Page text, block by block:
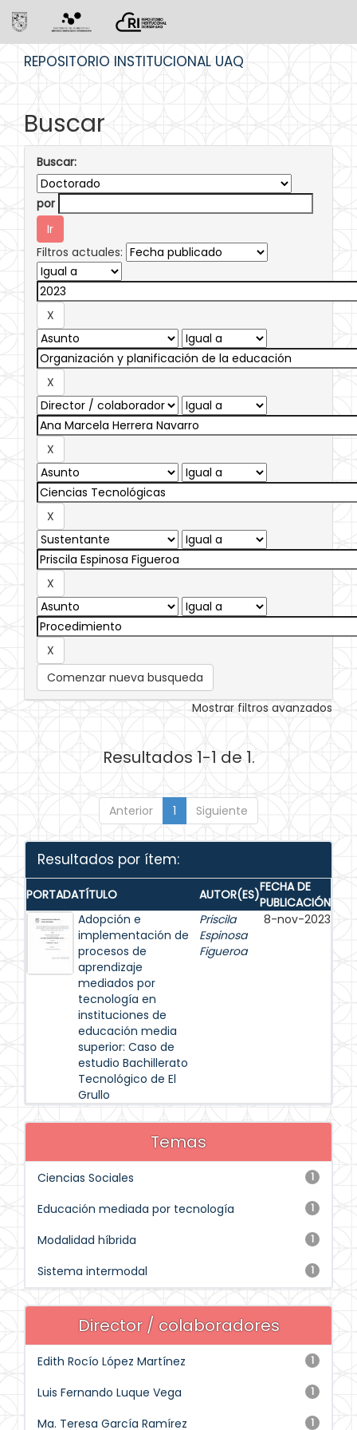
REPOSITORIO INSTITUCIONAL UAQ
Buscar
Buscar:
por
Filtros actuales:
Comenzar nueva busqueda
Mostrar filtros avanzados
Resultados 1-1 de 1.
Anterior 1 Siguiente
Resultados por ítem:
PORTADATÍTULO AUTOR(ES)FECHA DE
PUBLICACIÓN
Adopción e
implementación de
procesos de
aprendizaje
mediados por
tecnología en
instituciones de
educación media
superior: Caso de
estudio Bachillerato
Tecnológico de El
Grullo
Priscila
Espinosa
Figueroa
8-nov-2023
Temas
1
Ciencias Sociales
1
Educación mediada por tecnología
1
Modalidad híbrida
1
Sistema intermodal
Director / colaboradores
1
Edith Rocío López Martínez
1
Luis Fernando Luque Vega
1
Ma. Teresa García Ramírez